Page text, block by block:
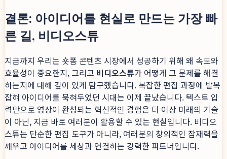
결론: 아이디어를 현실로 만드는 가장 빠
른 길, 비디오스튜
지금까지 우리는 숏폼 콘텐츠 시장에서 성공하기 위해 왜 속도와
효율성이 중요한지, 그리고 비디오스튜가 어떻게 그 문제를 해결
하는지에 대해 깊이 있게 탐구했습니다. 복잡한 편집 과정에 발목
잡혀 아이디어를 묵혀두었던 시대는 이제 끝났습니다. 텍스트 입
력만으로 영상이 완성되는 혁신적인 경험은 더 이상 미래의 기술
이 아닌, 지금 바로 여러분이 활용할 수 있는 현실입니다. 비디오
스튜는 단순한 편집 도구가 아니라, 여러분의 창의적인 잠재력을
깨우고 아이디어를 세상과 연결하는 강력한 파트너입니다.